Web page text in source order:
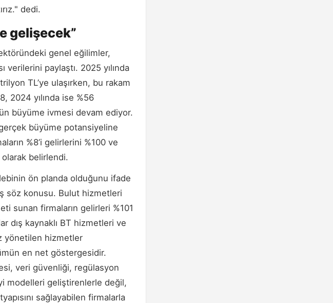
dedi.
gelişecek”
genel eğilimler,
paylaştı. 2025 yılında
TL’ye ulaşırken, bu rakam
2024 yılında ise %56
büyüme ivmesi devam ediyor.
büyüme potansiyeline
%8’i gelirlerini %100 ve
belirlendi.
ön planda olduğunu ifade
söz konusu. Bulut hizmetleri
sunan firmaların gelirleri %101
dış kaynaklı BT hizmetleri ve
yönetilen hizmetler
en net göstergesidir.
veri güvenliği, regülasyon
modelleri geliştirenlerle değil,
sağlayabilen firmalarla